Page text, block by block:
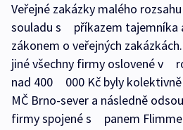
Veřejné zakázky malého
souladu s příkazem
zákonem o veřejných
jiné všechny firmy oslovené v
nad 400 000 Kč byly
MČ Brno-sever a následně
firmy spojené s panem